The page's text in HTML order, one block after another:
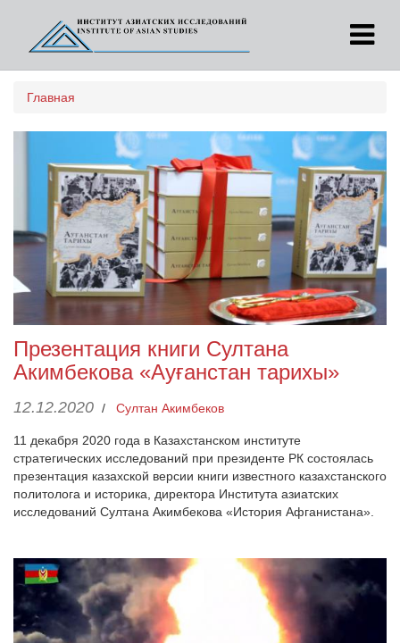
ПерейтиГлавная
Презентация книги Султана
Акимбекова «Ауғанстан тарихы»
12.12.2020 / Султан Акимбеков
11 декабря 2020 года в Казахстанском институте
стратегических исследований при президенте РК состоялась
презентация казахской версии книги известного казахстанского
политолога и историка, директора Института азиатских
исследований Султана Акимбекова «История Афганистана».